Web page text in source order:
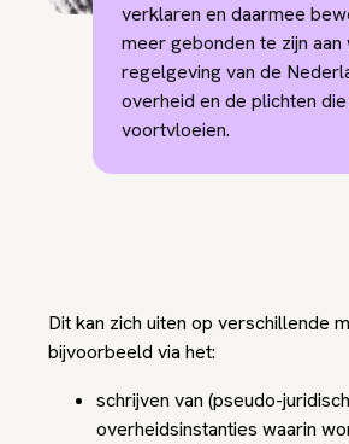
verklaren en daarmee
meer gebonden te zijn aan
regelgeving van de
overheid en de plichten
voortvloeien.
Dit kan zich uiten op verschillende
bijvoorbeeld via het:
schrijven van (pseudo-
overheidsinstanties waarin